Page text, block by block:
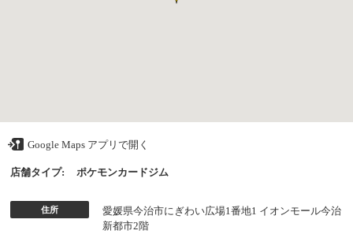
Google Maps アプリで開く
店舗タイプ: ポケモンカードジム
住所
愛媛県今治市にぎわい広場1番地1 イオンモール今治
新都市2階